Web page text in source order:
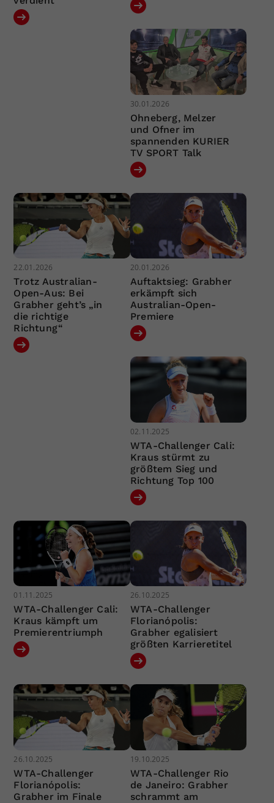
30.01.2026
Ohneberg, Melzer
und Ofner im
spannenden KURIER
TV SPORT Talk
22.01.2026
Trotz Australian-
Open-Aus: Bei
Grabher geht’s „in
die richtige
Richtung“
20.01.2026
Auftaktsieg: Grabher
erkämpft sich
Australian-Open-
Premiere
02.11.2025
WTA-Challenger Cali:
Kraus stürmt zu
größtem Sieg und
Richtung Top 100
01.11.2025
WTA-Challenger Cali:
Kraus kämpft um
Premierentriumph
26.10.2025
WTA-Challenger
Florianópolis:
Grabher egalisiert
größten Karrieretitel
26.10.2025
WTA-Challenger
Florianópolis:
Grabher im Finale
19.10.2025
WTA-Challenger Rio
de Janeiro: Grabher
schrammt am